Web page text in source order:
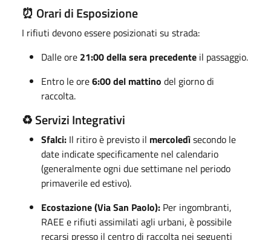
⏰ Orari di Esposizione
I rifiuti devono essere posizionati su strada:
Dalle ore 21:00 della sera precedente il passaggio.
Entro le ore6:00 del mattino del giorno di
raccolta.
♻️ Servizi Integrativi
Sfalci: Il ritiro è previsto il mercoledìsecondo le
date indicate specificamente nel calendario
(generalmente ogni due settimane nel periodo
primaverile ed estivo).
Ecostazione (Via San Paolo): Per ingombranti,
RAEE e rifiuti assimilati agli urbani, è possibile
recarsi presso il centro di raccolta nei seguenti